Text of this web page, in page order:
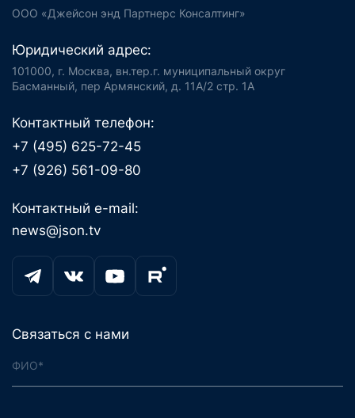
ООО «Джейсон энд Партнерс Консалтинг»
Юридический адрес:
101000, г. Москва, вн.тер.г. муниципальный округ
Басманный, пер Армянский, д. 11А/2 стр. 1А
Контактный телефон:
+7 (495) 625-72-45
+7 (926) 561-09-80
Контактный e-mail:
news@json.tv
Связаться с нами